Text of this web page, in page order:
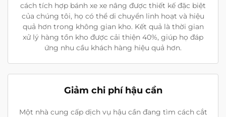
cách tích hợp bánh xe xe nâng được thiết kế đặc biệt
của chúng tôi, họ có thể di chuyển linh hoạt và hiệu
quả hơn trong không gian kho. Kết quả là thời gian
xử lý hàng tồn kho được cải thiện 40%, giúp họ đáp
ứng nhu cầu khách hàng hiệu quả hơn.
Giảm chi phí hậu cần
Một nhà cung cấp dịch vụ hậu cần đang tìm cách cắt